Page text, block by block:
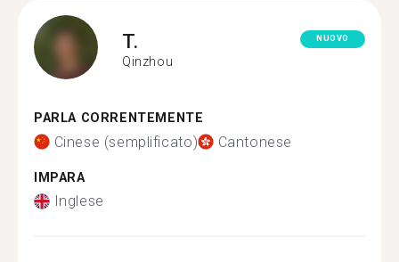
T.
Qinzhou
NUOVO
PARLA CORRENTEMENTE
Cinese (semplificato) Cantonese
IMPARA
Inglese